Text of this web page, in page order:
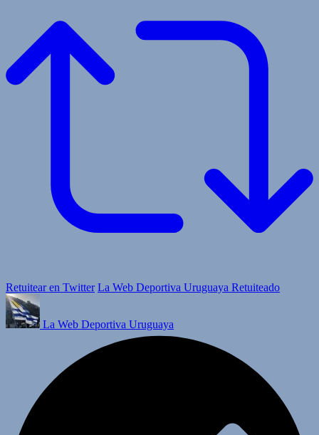
Retuitear en Twitter La Web Deportiva Uruguaya Retuiteado
La Web Deportiva Uruguaya